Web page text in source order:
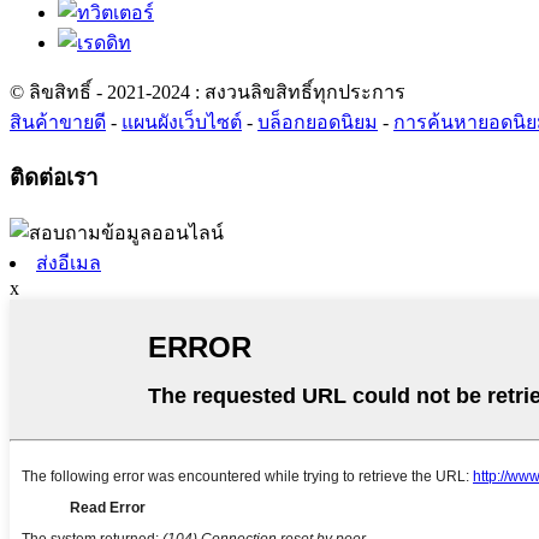
© ลิขสิทธิ์ - 2021-2024 : สงวนลิขสิทธิ์ทุกประการ
สินค้าขายดี - แผนผังเว็บไซต์ - บล็อกยอดนิยม - การค้นหายอดนิ
ติดต่อเรา
ส่งอีเมล
x